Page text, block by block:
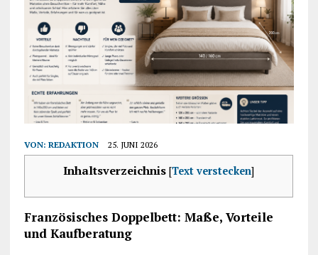
VON: REDAKTION 25. JUNI 2026
Inhaltsverzeichnis [Text verstecken]
Französisches Doppelbett: Maße, Vorteile
und Kaufberatung